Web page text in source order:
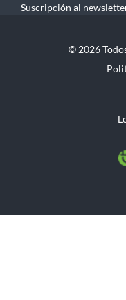
Suscripción al
© 2026